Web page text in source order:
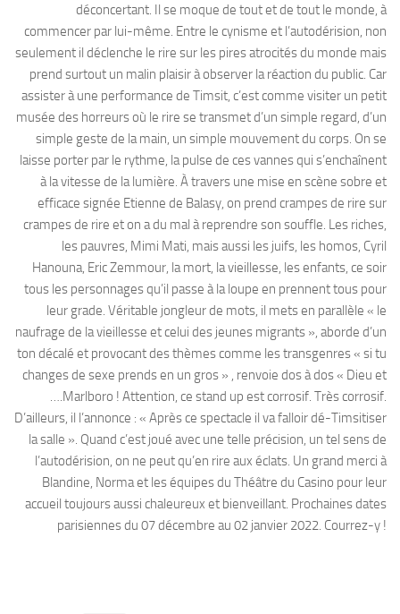
déconcertant. Il se moque de tout et de tout le monde, à
commencer par lui-même. Entre le cynisme et l’autodérision, non
seulement il déclenche le rire sur les pires atrocités du monde mais
prend surtout un malin plaisir à observer la réaction du public. Car
assister à une performance de Timsit, c’est comme visiter un petit
musée des horreurs où le rire se transmet d’un simple regard, d’un
simple geste de la main, un simple mouvement du corps. On se
laisse porter par le rythme, la pulse de ces vannes qui s’enchaînent
à la vitesse de la lumière. À travers une mise en scène sobre et
efficace signée Etienne de Balasy, on prend crampes de rire sur
crampes de rire et on a du mal à reprendre son souffle. Les riches,
les pauvres, Mimi Mati, mais aussi les juifs, les homos, Cyril
Hanouna, Eric Zemmour, la mort, la vieillesse, les enfants, ce soir
tous les personnages qu’il passe à la loupe en prennent tous pour
leur grade. Véritable jongleur de mots, il mets en parallèle « le
naufrage de la vieillesse et celui des jeunes migrants », aborde d’un
ton décalé et provocant des thèmes comme les transgenres « si tu
changes de sexe prends en un gros » , renvoie dos à dos « Dieu et
….Marlboro ! Attention, ce stand up est corrosif. Très corrosif.
D’ailleurs, il l’annonce : « Après ce spectacle il va falloir dé-Timsitiser
la salle ». Quand c’est joué avec une telle précision, un tel sens de
l’autodérision, on ne peut qu’en rire aux éclats. Un grand merci à
Blandine, Norma et les équipes du Théâtre du Casino pour leur
accueil toujours aussi chaleureux et bienveillant. Prochaines dates
parisiennes du 07 décembre au 02 janvier 2022. Courrez-y !